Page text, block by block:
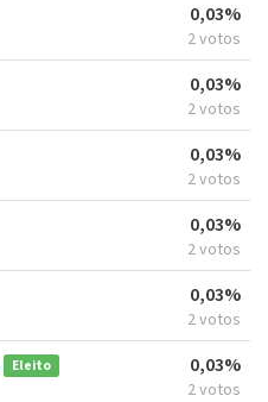
0,03%
2 votos
0,03%
2 votos
0,03%
2 votos
0,03%
2 votos
0,03%
2 votos
Eleito 0,03%
2 votos